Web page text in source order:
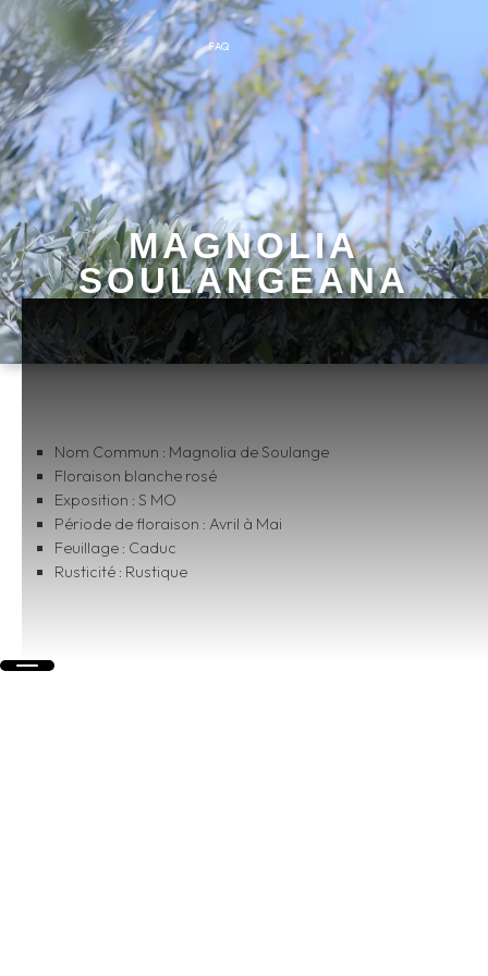
FAQ
MAGNOLIA
SOULANGEANA
Nom Commun : Magnolia de Soulange
Floraison blanche rosé
Exposition : S MO
Période de floraison : Avril à Mai
Feuillage : Caduc
Rusticité : Rustique